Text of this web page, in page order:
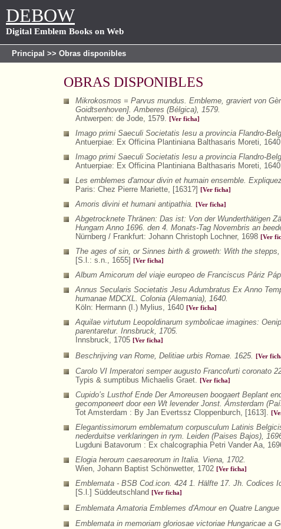
DEBOW
Digital Emblem Books on Web
Principal >> Obras disponibles
OBRAS DISPONIBLES
Mikrokosmos = Parvus mundus. Embleme, graviert von
Goidtsenhoven]. Amberes (Bélgica), 1579.
Antwerpen: de Jode, 1579.
[Ver ficha]
Imago primi Saeculi Societatis Iesu a provincia Flandro-
Antuerpiae: Ex Officina Plantiniana Balthasaris Moreti, 1640
Imago primi Saeculi Societatis Iesu a provincia Flandro-
Antuerpiae: Ex Officina Plantiniana Balthasaris Moreti,
Les emblemes d'amour divin et humain ensemble.
Paris: Chez Pierre Mariette, [1631?]
[Ver ficha]
Amoris divini et humani antipathia. [Ver ficha]
Abgetrocknete Thränen: Das ist: Von der Wunderthätigen
Hungarn Anno 1696. den 4. Monats-Tag Novembris an
Nürnberg / Frankfurt: Johann Christoph Lochner, 1698 [Ver
The ages of sin, or Sinnes birth & groweth: With the
[S.l.: s.n., 1655]
[Ver ficha]
Album Amicorum del viaje europeo de Franciscus Páriz
Annus Secularis Societatis Jesu Adumbratus Ex Anno
humanae MDCXL. Colonia (Alemania), 1640.
Köln: Hermann (I.) Mylius, 1640 [Ver ficha]
Aquilae virtutum Leopoldinarum symbolicae imagines:
parentaretur. Innsbruck, 1705.
Innsbruck, 1705 [Ver ficha]
Beschrijving van Rome, Delitiae urbis Romae. 1625. [Ver
Carolo VI Imperatori semper augusto Francofurti coronato
Typis & sumptibus Michaelis Graet.
[Ver ficha]
Cupido’s Lusthof Ende Der Amoreusen boogaert Beplant
gecomponeert door een Wt levender Jonst. Ámsterdam
Tot Amsterdam : By Jan Evertssz Cloppenburch, [1613].
Elegantissimorum emblematum corpusculum Latinis
nederduitse verklaringen in rym. Leiden (Paises Bajos),
Lugduni Batavorum : Ex chalcographia Petri Vander Aa,
Elogia heroum caesareorum in Italia. Viena, 1702.
Wien, Johann Baptist Schönwetter, 1702 [Ver ficha]
Emblemata - BSB Cod.icon. 424 1. Hälfte 17. Jh. Codices
[S.l.] Süddeutschland
[Ver ficha]
Emblemata Amatoria Emblemes d'Amour en Quatre
Emblemata in memoriam gloriosae victoriae Hungaricae a